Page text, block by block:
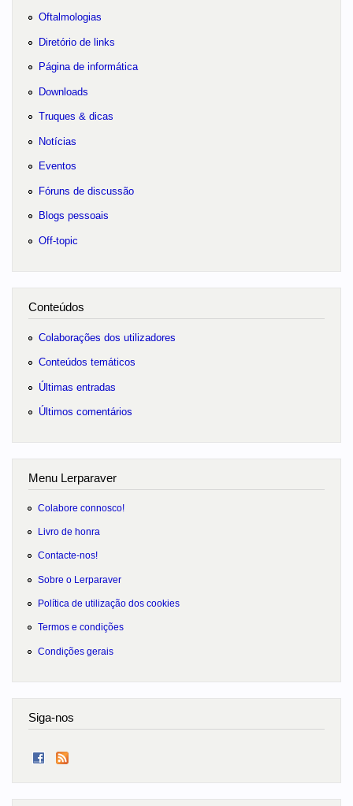
Oftalmologias
Diretório de links
Página de informática
Downloads
Truques & dicas
Notícias
Eventos
Fóruns de discussão
Blogs pessoais
Off-topic
Conteúdos
Colaborações dos utilizadores
Conteúdos temáticos
Últimas entradas
Últimos comentários
Menu Lerparaver
Colabore connosco!
Livro de honra
Contacte-nos!
Sobre o Lerparaver
Política de utilização dos cookies
Termos e condições
Condições gerais
Siga-nos